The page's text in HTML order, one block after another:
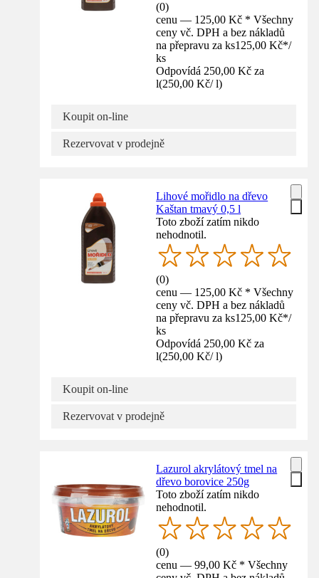
(0)
cenu — 125,00 Kč * Všechny
ceny vč. DPH a bez nákladů
na přepravu za ks125,00 Kč*/
ks
Odpovídá 250,00 Kč za
l(250,00 Kč/ l)
Koupit on-line
Rezervovat v prodejně
Lihové mořidlo na dřevo
Kaštan tmavý 0,5 l
Toto zboží zatím nikdo
nehodnotil.
(0)
cenu — 125,00 Kč * Všechny
ceny vč. DPH a bez nákladů
na přepravu za ks125,00 Kč*/
ks
Odpovídá 250,00 Kč za
l(250,00 Kč/ l)
Koupit on-line
Rezervovat v prodejně
Lazurol akrylátový tmel na
dřevo borovice 250g
Toto zboží zatím nikdo
nehodnotil.
(0)
cenu — 99,00 Kč * Všechny